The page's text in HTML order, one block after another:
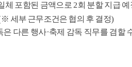
체 포함된 금액으로2회 분할 지급 예
※ 세부 근무조건은 협의 후 결정)
은 다른 행사·축제 감독 직무를 겸할